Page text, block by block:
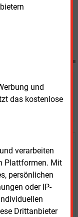
und
das kostenlose
verarbeiten
Plattformen. Mit
persönlichen
oder IP-
Drittanbieter
Suzlon-Gruppe
AG erwerben
des Hamburger
und
lesen?
Beitrag für